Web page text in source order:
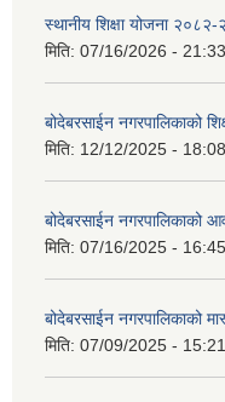
स्थानीय शिक्षा योजना
मिति: 07/16/2026 - 21:33
बोदेबरसाईन नगरपालिकाको
मिति: 12/12/2025 - 18:08
बोदेबरसाईन नगरपालिकाको
मिति: 07/16/2025 - 16:45
बोदेबरसाईन नगरपालिकाको
मिति: 07/09/2025 - 15:21